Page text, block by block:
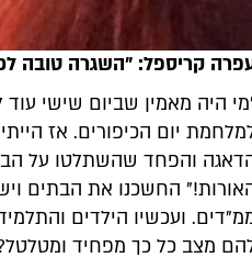
קריספל: "השגרה טובה
יום הכיפורים. אז
והפחד שהשתלטו על
החשכנו את הבתים
ועכשיו הילדים
מצב כל כך מפחיד